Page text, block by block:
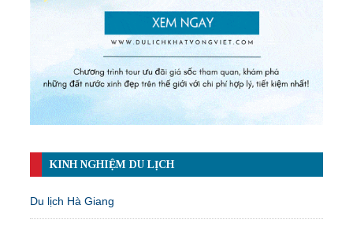
KINH NGHIỆM DU LỊCH
Du lịch Hà Giang